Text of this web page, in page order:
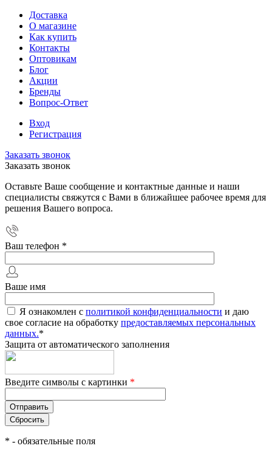
Доставка
О магазине
Как купить
Контакты
Оптовикам
Блог
Акции
Бренды
Вопрос-Ответ
Вход
Регистрация
Заказать звонок
Заказать звонок
Оставьте Ваше сообщение и контактные данные и наши
специалисты свяжутся с Вами в ближайшее рабочее время для
решения Вашего вопроса.
Ваш телефон *
Ваше имя
Я ознакомлен с политикой конфиденциальности и даю
свое согласие на обработку предоставляемых персональных
данных.*
Защита от автоматического заполнения
Введите символы с картинки *
* - обязательные поля